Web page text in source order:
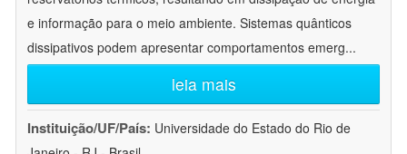
e informação para o meio ambiente. Sistemas quânticos
dissipativos podem apresentar comportamentos emerg...
leia mais
Instituição/UF/País: Universidade do Estado do Rio de